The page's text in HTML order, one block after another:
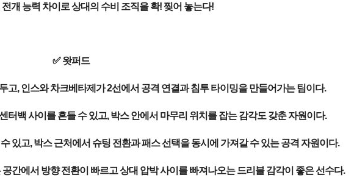
개 능력 차이로 상대의 수비 조직을 확! 찢어 놓는다!
✅ 왓퍼드
고, 인스와 차크베타제가 2선에서 공격 연결과 침투 타이밍을 만들어가는 팀이다.
터백 사이를 흔들 수 있고, 박스 안에서 마무리 위치를 잡는 감각도 갖춘 자원이다.
있고, 박스 근처에서 슈팅 전환과 패스 선택을 동시에 가져갈 수 있는 공격 자원이다.
간에서 방향 전환이 빠르고 상대 압박 사이를 빠져나오는 드리블 감각이 좋은 선수다.